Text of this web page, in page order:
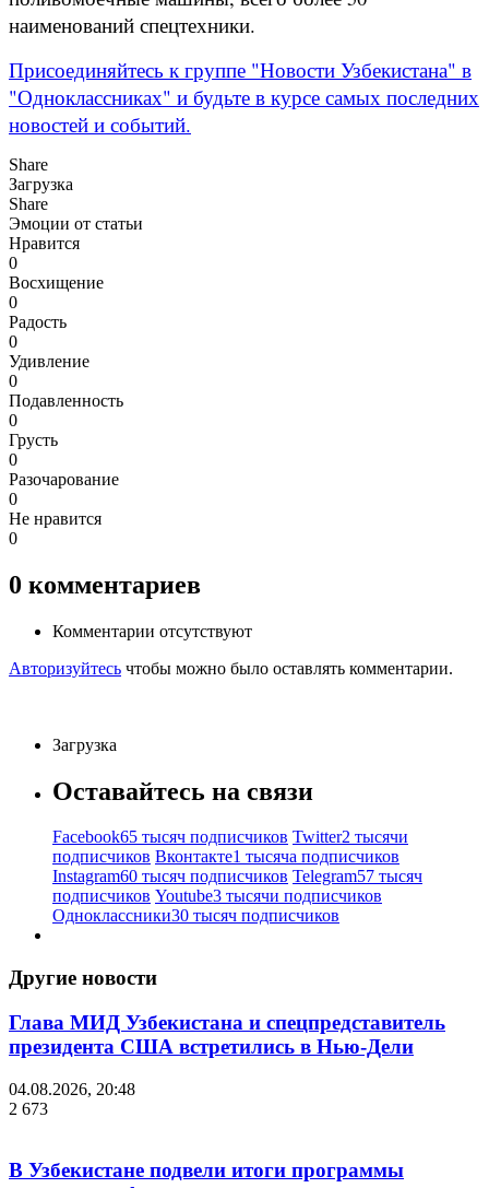
наименований спецтехники.
Присоединяйтесь к группе "Новости Узбекистана" в
"Одноклассниках" и будьте в курсе самых последних
новостей и событий.
Share
Загрузка
Share
Эмоции от статьи
Нравится
0
Восхищение
0
Радость
0
Удивление
0
Подавленность
0
Грусть
0
Разочарование
0
Не нравится
0
0 комментариев
Комментарии отсутствуют
Авторизуйтесь чтобы можно было оставлять комментарии.
Загрузка
Оставайтесь на связи
Facebook65 тысяч подписчиков Twitter2 тысячи
подписчиков Вконтакте1 тысяча подписчиков
Instagram60 тысяч подписчиков Telegram57 тысяч
подписчиков Youtube3 тысячи подписчиков
Одноклассники30 тысяч подписчиков
Другие новости
Глава МИД Узбекистана и спецпредставитель
президента США встретились в Нью-Дели
04.08.2026, 20:48
2 673
В Узбекистане подвели итоги программы